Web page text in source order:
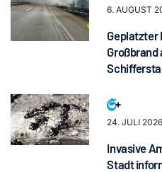
6. AUGUST
Geplatzter
Großbrand
24. JULI 2026
Invasive
Stadt